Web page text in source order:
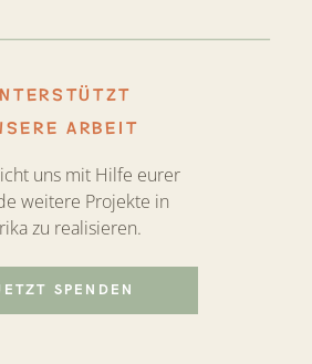
ARBEIT
uns mit Hilfe eurer
weitere Projekte in
zu realisieren.
SPENDEN